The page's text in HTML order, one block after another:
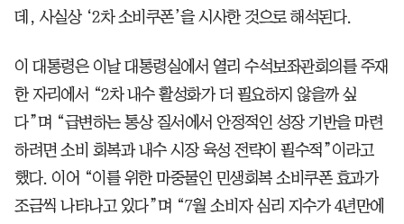
데, 사실상 ‘2차 소비쿠폰’을 시사한 것으로 해석된다.
이 대통령은 이날 대통령실에서 열리 수석보좌관회의를 주재
한 자리에서 “2차 내수 활성화가 더 필요하지 않을까 싶
다”며 “급변하는 통상 질서에서 안정적인 성장 기반을 마련
하려면 소비 회복과 내수 시장 육성 전략이 필수적”이라고
했다. 이어 “이를 위한 마중물인 민생회복 소비쿠폰 효과가
조금씩 나타나고 있다”며 “7월 소비자 심리 지수가 4년만에